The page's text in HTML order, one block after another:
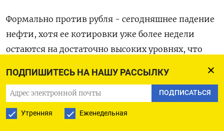
ПОДПИШИТЕСЬ НА НАШУ РАССЫЛКУ
ПОДПИСАТЬСЯ
Утренняя Еженедельная
Формально против рубля - сегодняшнее падение
‌нефти, хотя ее котировки уже более недели
остаются на достаточно высоких уровнях, что
Пара юань/рубль расчетами «завтра» к 15.30 МСК
котировалась на Мосбирже по 11,46, и рубль
теряет 1,7%. Текущее значение находится в трех